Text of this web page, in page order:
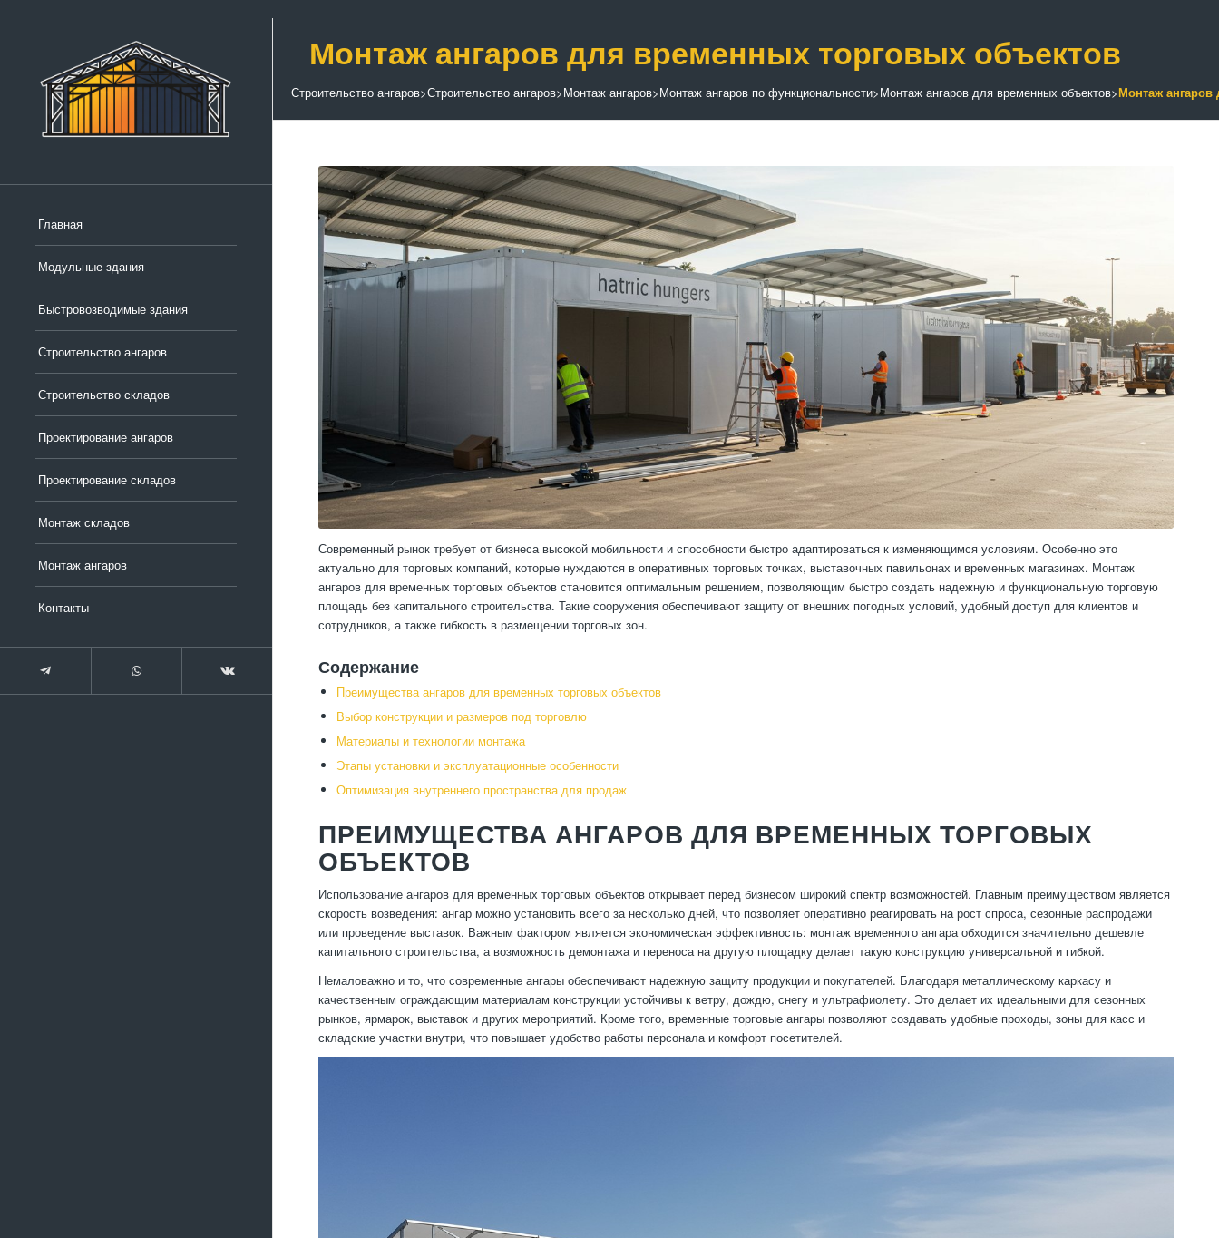
Главная
Модульные здания
Быстровозводимые здания
Строительство ангаров
Строительство складов
Проектирование ангаров
Проектирование складов
Монтаж складов
Монтаж ангаров
Контакты
Монтаж ангаров для временных торговых объектов
Строительство ангаров>Строительство ангаров>Монтаж ангаров>Монтаж ангаров по функциональности>Монтаж ангаров для временных объектов>Монтаж ангаров
Современный рынок требует от бизнеса высокой мобильности и способности быстро адаптироваться к изменяющимся условиям. Особенно это
актуально для торговых компаний, которые нуждаются в оперативных торговых точках, выставочных павильонах и временных магазинах. Монтаж
ангаров для временных торговых объектов становится оптимальным решением, позволяющим быстро создать надежную и функциональную торговую
площадь без капитального строительства. Такие сооружения обеспечивают защиту от внешних погодных условий, удобный доступ для клиентов и
сотрудников, а также гибкость в размещении торговых зон.
Содержание
Преимущества ангаров для временных торговых объектов
Выбор конструкции и размеров под торговлю
Материалы и технологии монтажа
Этапы установки и эксплуатационные особенности
Оптимизация внутреннего пространства для продаж
ПРЕИМУЩЕСТВА АНГАРОВ ДЛЯ ВРЕМЕННЫХ ТОРГОВЫХ
ОБЪЕКТОВ
Использование ангаров для временных торговых объектов открывает перед бизнесом широкий спектр возможностей. Главным преимуществом является
скорость возведения: ангар можно установить всего за несколько дней, что позволяет оперативно реагировать на рост спроса, сезонные распродажи
или проведение выставок. Важным фактором является экономическая эффективность: монтаж временного ангара обходится значительно дешевле
капитального строительства, а возможность демонтажа и переноса на другую площадку делает такую конструкцию универсальной и гибкой.
Немаловажно и то, что современные ангары обеспечивают надежную защиту продукции и покупателей. Благодаря металлическому каркасу и
качественным ограждающим материалам конструкции устойчивы к ветру, дождю, снегу и ультрафиолету. Это делает их идеальными для сезонных
рынков, ярмарок, выставок и других мероприятий. Кроме того, временные торговые ангары позволяют создавать удобные проходы, зоны для касс и
складские участки внутри, что повышает удобство работы персонала и комфорт посетителей.